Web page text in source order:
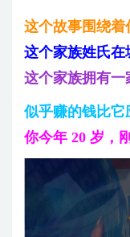
这个故事围绕着
这个家族姓氏在
这个家族拥有一
似乎赚的钱比它
你今年 20 岁，